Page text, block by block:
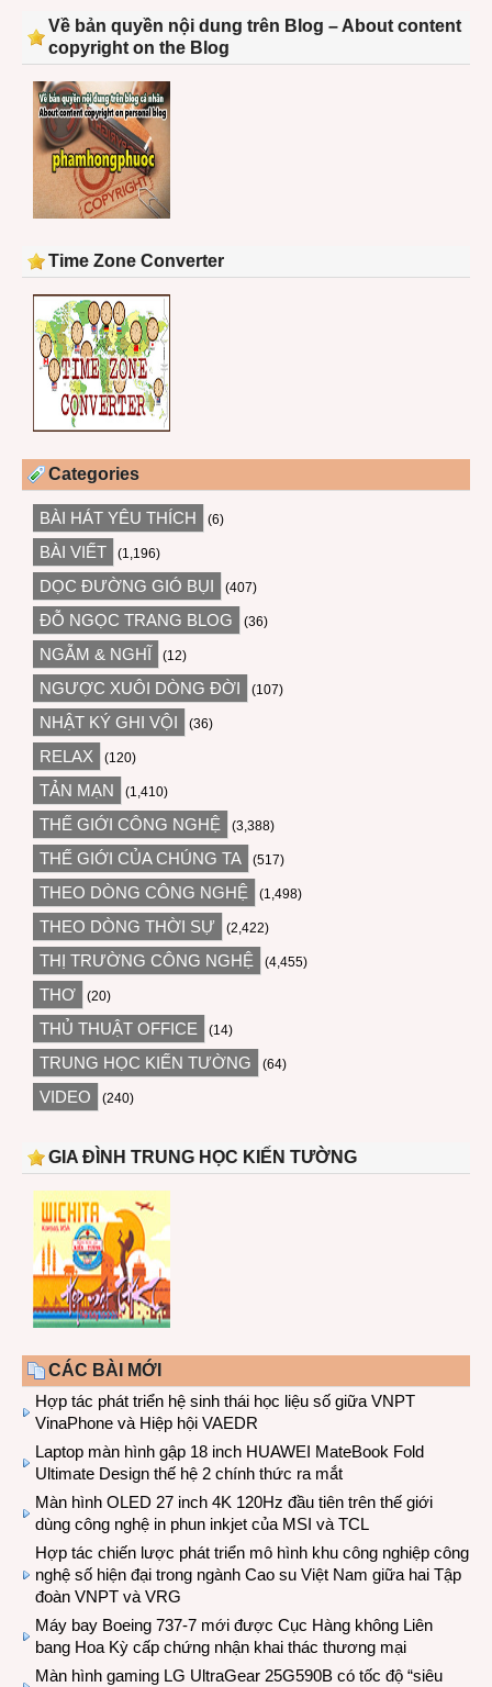
Về bản quyền nội dung trên Blog – About content
copyright on the Blog
Time Zone Converter
Categories
BÀI HÁT YÊU THÍCH (6)
BÀI VIẾT (1,196)
DỌC ĐƯỜNG GIÓ BỤI (407)
ĐỖ NGỌC TRANG BLOG (36)
NGẪM & NGHĨ (12)
NGƯỢC XUÔI DÒNG ĐỜI (107)
NHẬT KÝ GHI VỘI (36)
RELAX (120)
TẢN MẠN (1,410)
THẾ GIỚI CÔNG NGHỆ (3,388)
THẾ GIỚI CỦA CHÚNG TA (517)
THEO DÒNG CÔNG NGHỆ (1,498)
THEO DÒNG THỜI SỰ (2,422)
THỊ TRƯỜNG CÔNG NGHỆ (4,455)
THƠ (20)
THỦ THUẬT OFFICE (14)
TRUNG HỌC KIẾN TƯỜNG (64)
VIDEO (240)
GIA ĐÌNH TRUNG HỌC KIẾN TƯỜNG
CÁC BÀI MỚI
Hợp tác phát triển hệ sinh thái học liệu số giữa VNPT
VinaPhone và Hiệp hội VAEDR
Laptop màn hình gập 18 inch HUAWEI MateBook Fold
Ultimate Design thế hệ 2 chính thức ra mắt
Màn hình OLED 27 inch 4K 120Hz đầu tiên trên thế giới
dùng công nghệ in phun inkjet của MSI và TCL
Hợp tác chiến lược phát triển mô hình khu công nghiệp công
nghệ số hiện đại trong ngành Cao su Việt Nam giữa hai Tập
đoàn VNPT và VRG
Máy bay Boeing 737-7 mới được Cục Hàng không Liên
bang Hoa Kỳ cấp chứng nhận khai thác thương mại
Màn hình gaming LG UltraGear 25G590B có tốc độ “siêu